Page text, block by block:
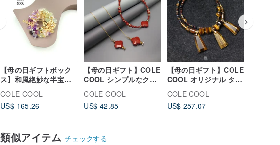
【母の日ギフトボック
ス】和風絶妙な半宝石
ブローチカラフル石ブ
ローチグレープブロー
チ
COLE COOL
US$ 165.26
【母の日ギフト】COLE
COOL シンプルなクロ
ーバーとレッドジャス
パーのイヤリング
COLE COOL
US$ 42.85
【母の日ギフト】COLE
COOL オリジナル タイ
ガーアイ「祝福」シリ
ーズ ネックレス カスタ
ム可能、世界に一つだ
COLE COOL
US$ 257.07
類似アイテム チェックする